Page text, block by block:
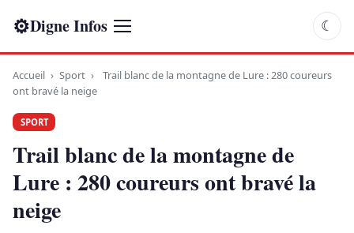
⚙Digne Infos ☾
Accueil › Sport ›
Trail blanc de la montagne de Lure : 280 coureurs
ont bravé la neige
SPORT
Trail blanc de la montagne de
Lure : 280 coureurs ont bravé la
neige